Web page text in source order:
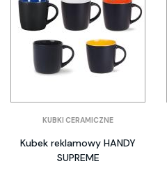
KUBKI CERAMICZNE
Kubek reklamowy HANDY
SUPREME